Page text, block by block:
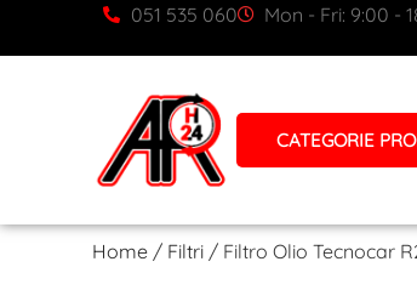
051 535 060 Mon - Fri: 9:00 -
CATEGORIE
Home / Filtri / Filtro Olio Tecnocar